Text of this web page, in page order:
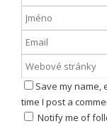
Save my name,
time I post a
Notify me of